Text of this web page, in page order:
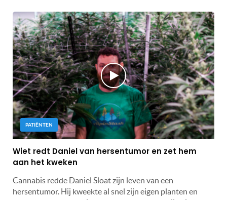
PATIËNTEN
Wiet redt Daniel van hersentumor en zet hem
aan het kweken
Cannabis redde Daniel Sloat zijn leven van een
hersentumor. Hij kweekte al snel zijn eigen planten en